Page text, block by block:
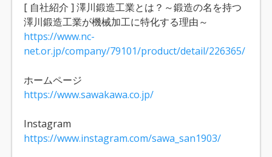
[ 自社紹介 ] 澤川鍛造工業とは？～鍛造の名を持つ
澤川鍛造工業が機械加工に特化する理由～
https://www.nc-
net.or.jp/company/79101/product/detail/226365/
ホームページ
https://www.sawakawa.co.jp/
Instagram
https://www.instagram.com/sawa_san1903/